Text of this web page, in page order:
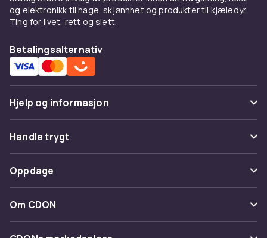
og elektronikk til hage, skjønnhet og produkter til kjæledyr.
Ting for livet, rett og slett.
Betalingsalternativ
Hjelp og informasjon
Vanlige spørsmål
Spor pakke
Angre & returner her
Kontakt oss
Handle trygt
Betaling
Levering
Oppdage
Kategorier
Varemerker
Om CDON
Om oss